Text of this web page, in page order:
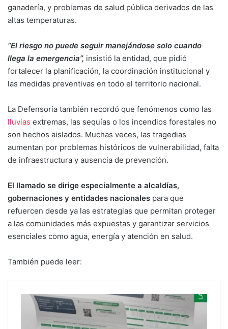
ganadería, y problemas de salud pública derivados de las
altas temperaturas.
“El riesgo no puede seguir manejándose solo cuando
llega la emergencia”, insistió la entidad, que pidió
fortalecer la planificación, la coordinación institucional y
las medidas preventivas en todo el territorio nacional.
La Defensoría también recordó que fenómenos como las
lluvias extremas, las sequías o los incendios forestales no
son hechos aislados. Muchas veces, las tragedias
aumentan por problemas históricos de vulnerabilidad, falta
de infraestructura y ausencia de prevención.
El llamado se dirige especialmente a alcaldías,
gobernaciones y entidades nacionales para que
refuercen desde ya las estrategias que permitan proteger
a las comunidades más expuestas y garantizar servicios
esenciales como agua, energía y atención en salud.
También puede leer: